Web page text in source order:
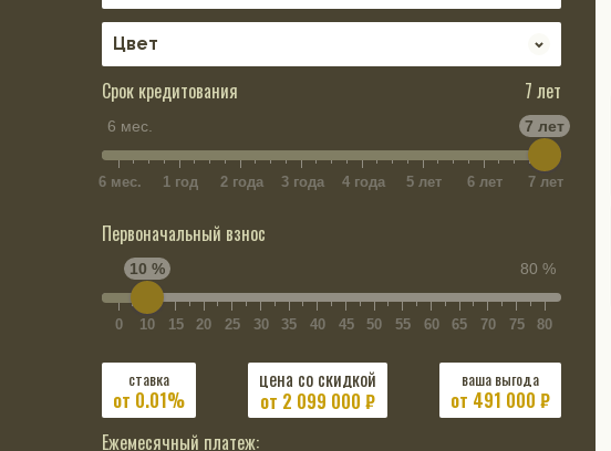
Срок кредитования 7 лет
6 мес. 7 лет
6 мес. 1 год 2 года 3 года 4 года 5 лет 6 лет 7 лет
Первоначальный взнос
80 %
10 %
0 10 15 20 25 30 35 40 45 50 55 60 65 70 75 80
ставка
от 0.01%
цена со скидкой
от 2 099 000 ₽
ваша выгода
от 491 000 ₽
Ежемесячный платеж: